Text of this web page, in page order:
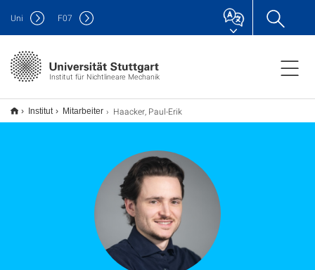
Institut für Nichtlineare Mechanik
Uni F07
Institut Mitarbeiter Haacker, Paul-Erik